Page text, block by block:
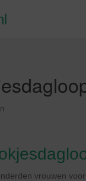
vrouwen